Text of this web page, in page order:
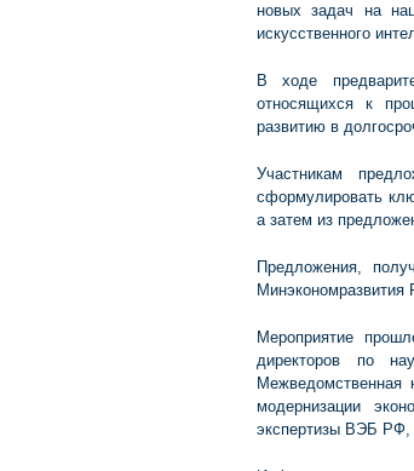
новых задач на
искусственного
В ходе
относящихся к
развитию в
Участникам
сформулировать
а затем из
Предложения,
Минэкономразвития
Мероприятие
директоров по
Межведомственная
модернизации
экспертизы ВЭБ РФ,